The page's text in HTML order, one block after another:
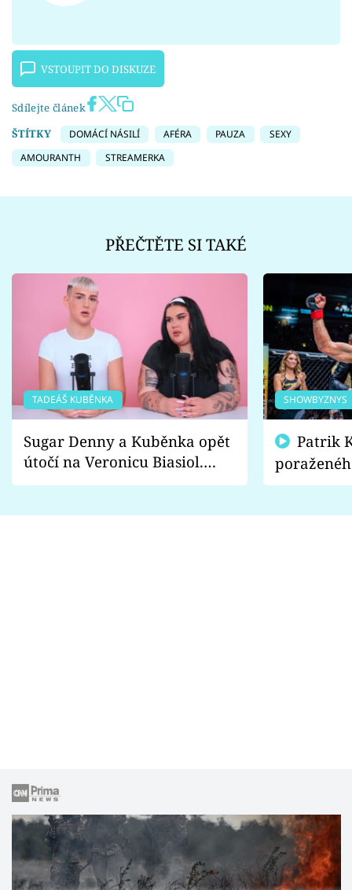
VSTOUPIT DO DISKUZE
Sdílejte článek
ŠTÍTKY
DOMÁCÍ NÁSILÍ AFÉRA PAUZA
SEXY
AMOURANTH
STREAMERKA
PŘEČTĚTE SI TAKÉ
TADEÁŠ KUBĚNKA
Sugar Denny a Kuběnka opět
útočí na Veronicu Biasiol.
Proč je podle nich falešná a
SHOWBYZNYS
fanoušci